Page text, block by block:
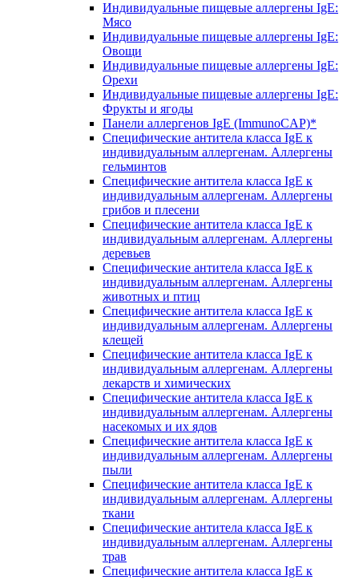
Индивидуальные пищевые аллергены IgE:
Мясо
Индивидуальные пищевые аллергены IgE:
Овощи
Индивидуальные пищевые аллергены IgE:
Орехи
Индивидуальные пищевые аллергены IgE:
Фрукты и ягоды
Панели аллергенов IgE (ImmunoCAP)*
Специфические антитела класса IgE к
индивидуальным аллергенам. Аллергены
гельминтов
Специфические антитела класса IgE к
индивидуальным аллергенам. Аллергены
грибов и плесени
Специфические антитела класса IgE к
индивидуальным аллергенам. Аллергены
деревьев
Специфические антитела класса IgE к
индивидуальным аллергенам. Аллергены
животных и птиц
Специфические антитела класса IgE к
индивидуальным аллергенам. Аллергены
клещей
Специфические антитела класса IgE к
индивидуальным аллергенам. Аллергены
лекарств и химических
Специфические антитела класса IgE к
индивидуальным аллергенам. Аллергены
насекомых и их ядов
Специфические антитела класса IgE к
индивидуальным аллергенам. Аллергены
пыли
Специфические антитела класса IgE к
индивидуальным аллергенам. Аллергены
ткани
Специфические антитела класса IgE к
индивидуальным аллергенам. Аллергены
трав
Специфические антитела класса IgE к